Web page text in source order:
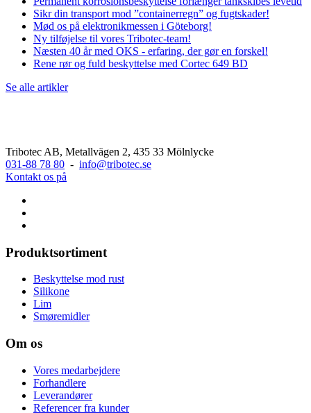
Sikr din transport mod ”containerregn” og fugtskader!
Mød os på elektronikmessen i Göteborg!
Ny tilføjelse til vores Tribotec-team!
Næsten 40 år med OKS - erfaring, der gør en forskel!
Rene rør og fuld beskyttelse med Cortec 649 BD
Se alle artikler
Tribotec AB, Metallvägen 2, 435 33 Mölnlycke
031-88 78 80 - info@tribotec.se
Kontakt os på
Produktsortiment
Beskyttelse mod rust
Silikone
Lim
Smøremidler
Om os
Vores medarbejdere
Forhandlere
Leverandører
Referencer fra kunder